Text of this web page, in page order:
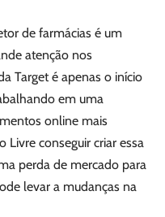
de farmácias é um
atenção nos
Target é apenas o início
em uma
online mais
Livre conseguir criar essa
perda de mercado para
levar a mudanças na